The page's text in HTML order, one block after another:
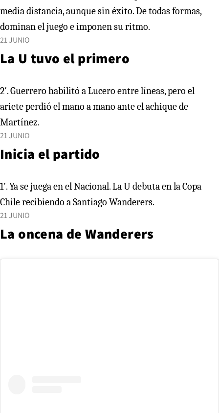
media distancia, aunque sin éxito. De todas formas,
dominan el juego e imponen su ritmo.
21 JUNIO
La U tuvo el primero
2′. Guerrero habilitó a Lucero entre líneas, pero el
ariete perdió el mano a mano ante el achique de
Martínez.
21 JUNIO
Inicia el partido
1′. Ya se juega en el Nacional. La U debuta en la Copa
Chile recibiendo a Santiago Wanderers.
21 JUNIO
La oncena de Wanderers